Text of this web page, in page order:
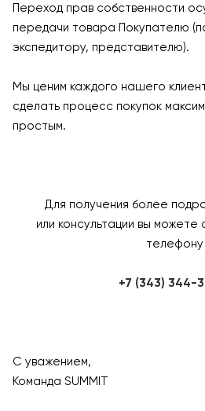
Переход прав собственности
передачи товара Покупателю
экспедитору, представителю).
Мы ценим каждого нашего
сделать процесс покупок
простым.
Для получения более
или консультации вы можете
телефону
+7 (343) 344-
С уважением,
Команда SUMMIT